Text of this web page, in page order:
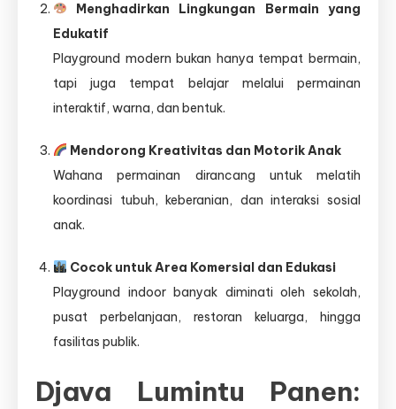
Menghadirkan Lingkungan Bermain yang
Edukatif
Playground modern bukan hanya tempat bermain,
tapi juga tempat belajar melalui permainan
interaktif, warna, dan bentuk.
Mendorong Kreativitas dan Motorik Anak
Wahana permainan dirancang untuk melatih
koordinasi tubuh, keberanian, dan interaksi sosial
anak.
Cocok untuk Area Komersial dan Edukasi
Playground indoor banyak diminati oleh sekolah,
pusat perbelanjaan, restoran keluarga, hingga
fasilitas publik.
Djava Lumintu Panen: